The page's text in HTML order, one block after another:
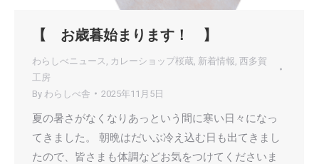
【 お歳暮始まります！ 】
わらしべニュース カレーショップ桜蔵 新着情報 西多賀
工房
By わらしべ舎 2025年11月5日
夏の暑さがなくなりあっという間に寒い日々になっ
てきました。 朝晩はだいぶ冷え込む日も出てきまし
たので、皆さまも体調などお気をつけてくださいま